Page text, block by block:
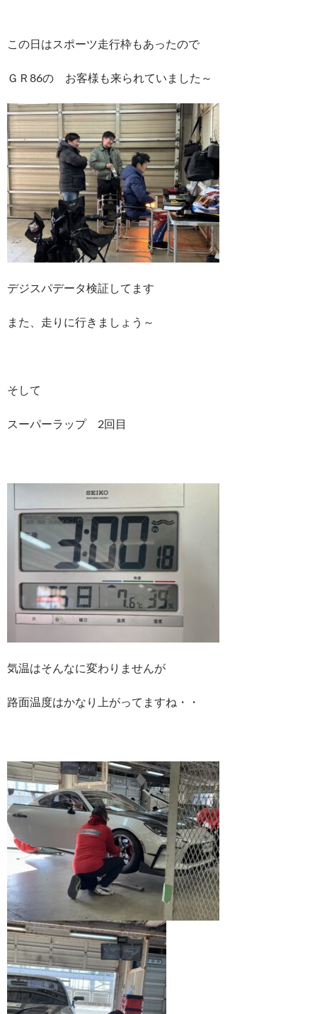
この日はスポーツ走行枠もあったので
ＧＲ86の お客様も来られていました～
デジスパデータ検証してます
また、走りに行きましょう～
そして
スーパーラップ 2回目
気温はそんなに変わりませんが
路面温度はかなり上がってますね・・